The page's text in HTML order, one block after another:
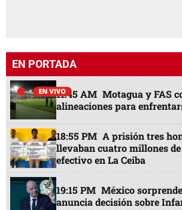
EN PORTADA
11:45 AM Motagua y FAS
alineaciones para
18:55 PM A prisión tres
llevaban cuatro millones
efectivo en La Ceiba
19:15 PM México
anuncia decisión sobre